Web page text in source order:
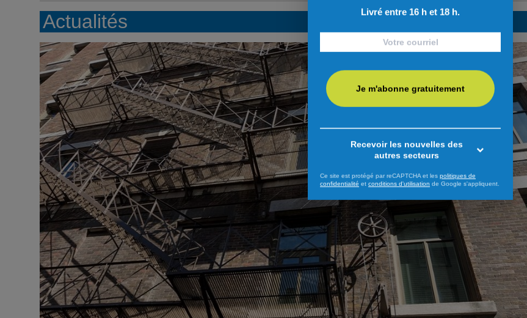
Actualités
Livré entre 16 h et 18 h.
Je m'abonne gratuitement
Recevoir les nouvelles des
autres secteurs
Ce site est protégé par reCAPTCHA et les politiques de
confidentialité et conditions d'utilisation de Google s'appliquent.